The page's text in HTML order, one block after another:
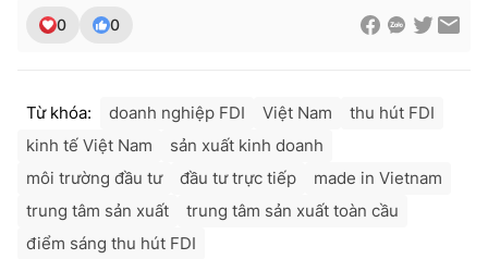
0 0
Từ khóa: doanh nghiệp FDI Việt Nam
thu hút FDI
kinh tế Việt Nam
sản xuất kinh doanh
môi trường đầu tư
đầu tư trực tiếp
made in Vietnam
trung tâm sản xuất
trung tâm sản xuất toàn cầu
điểm sáng thu hút FDI